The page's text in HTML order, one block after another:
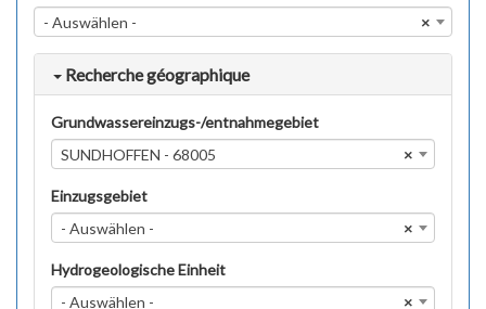
×
- Auswählen -
Recherche géographique
Grundwassereinzugs-/entnahmegebiet
×
SUNDHOFFEN - 68005
Einzugsgebiet
×
- Auswählen -
Hydrogeologische Einheit
×
- Auswählen -